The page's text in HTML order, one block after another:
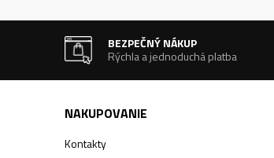
BEZPEČNÝ NÁKUP
Rýchla a jednoduchá platba
NAKUPOVANIE
Kontakty